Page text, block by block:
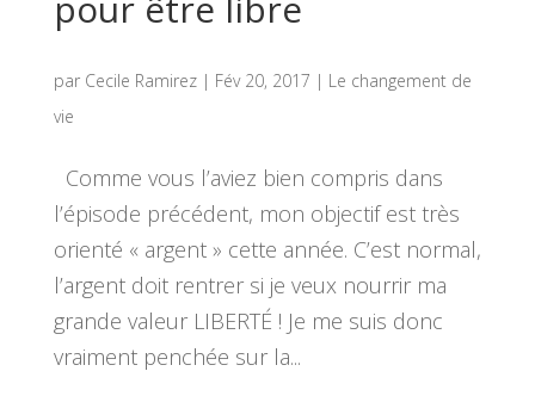
par Cecile Ramirez| Fév 20, 2017 | Le changement de
vie
Comme vous l’aviez bien compris dans
l’épisode précédent, mon objectif est très
orienté « argent » cette année. C’est normal,
l’argent doit rentrer si je veux nourrir ma
grande valeur LIBERTÉ ! Je me suis donc
vraiment penchée sur la...